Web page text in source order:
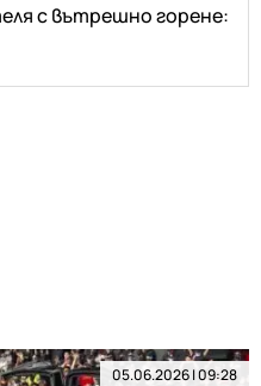
с вътрешно горене:
05.06.2026 | 09:28